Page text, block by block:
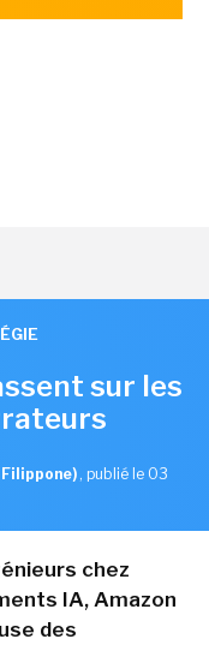
sur les
Filippone) , publié le 03
chez
IA, Amazon
des